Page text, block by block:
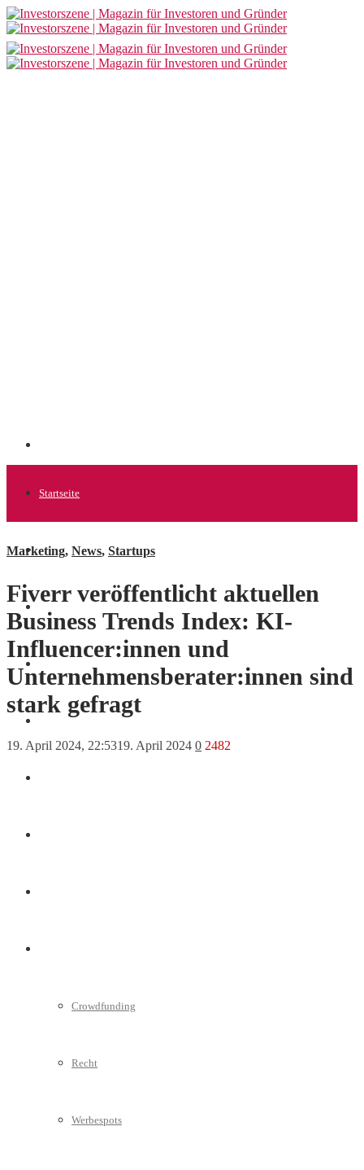
Startseite
Allgemein
Finanzen
Crowdfunding
Recht
Werbespots
Marketing, News, Startups
Fiverr veröffentlicht aktuellen
Business Trends Index: KI-
Influencer:innen und
Unternehmensberater:innen sind
stark gefragt
19. April 2024, 22:5319. April 2024 0 2482